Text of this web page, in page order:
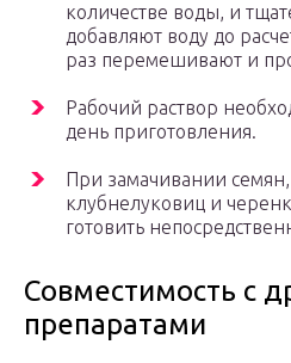
количестве воды, и
добавляют воду до
раз перемешивают и
Рабочий раствор
день приготовления.
При замачивании
клубнелуковиц и
готовить
Совместимость с
препаратами